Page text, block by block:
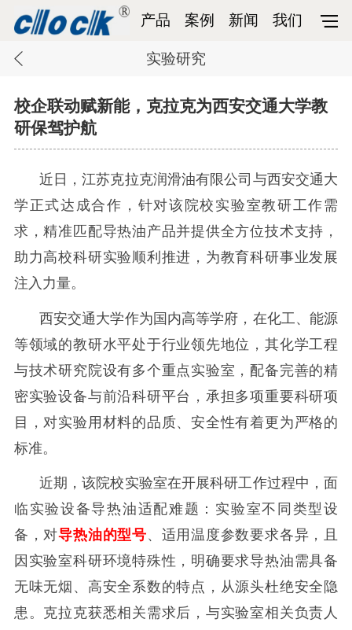
产品 案例 新闻 我们
实验研究
校企联动赋新能，克拉克为西安交通大学教
研保驾护航
近日，江苏克拉克润滑油有限公司与西安交通大
学正式达成合作，针对该院校实验室教研工作需
求，精准匹配导热油产品并提供全方位技术支持，
助力高校科研实验顺利推进，为教育科研事业发展
注入力量。
西安交通大学作为国内高等学府，在化工、能源
等领域的教研水平处于行业领先地位，其化学工程
与技术研究院设有多个重点实验室，配备完善的精
密实验设备与前沿科研平台，承担多项重要科研项
目，对实验用材料的品质、安全性有着更为严格的
标准。
近期，该院校实验室在开展科研工作过程中，面
临实验设备导热油适配难题：实验室不同类型设
备，对导热油的型号、适用温度参数要求各异，且
因实验室科研环境特殊性，明确要求导热油需具备
无味无烟、高安全系数的特点，从源头杜绝安全隐
患。克拉克获悉相关需求后，与实验室相关负责人